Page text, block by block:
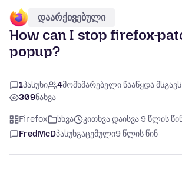
დაარქივებული
How can I stop firefox-
popup?
1პასუხი 4მომხმარებელი წააწყდა
309ნახვა
Firefox სხვა
კითხვა დაისვა 9 წლის
FredMcDპასუხგაცემული9 წლის წინ